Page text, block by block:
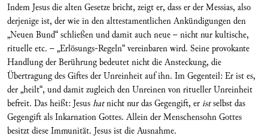
Indem Jesus die alten Gesetze bricht, zeigt er, dass er der Messias, also
derjenige ist, der wie in den alttestamentlichen Ankündigungen den
„Neuen Bund“ schließen und damit auch neue – nicht nur kultische,
rituelle etc. – „Erlösungs-Regeln“ vereinbaren wird. Seine provokante
Handlung der Berührung bedeutet nicht die Ansteckung, die
Übertragung des Giftes der Unreinheit auf ihn. Im Gegenteil: Er ist es,
der „heilt“, und damit zugleich den Unreinen von ritueller Unreinheit
befreit. Das heißt: Jesushatnicht nur das Gegengift, eristselbst das
Gegengift als Inkarnation Gottes. Allein der Menschensohn Gottes
besitzt diese Immunität. Jesus ist die Ausnahme.